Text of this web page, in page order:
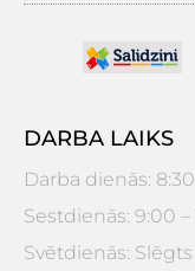
DARBA LAIKS
Darba dienās: 8:30
Sestdienās: 9:00 –
Svētdienās: Slēgts